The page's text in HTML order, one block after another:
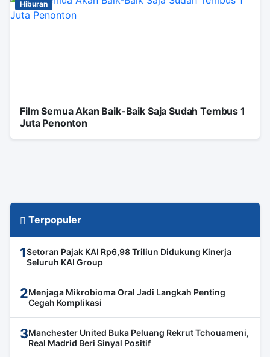
Hiburan
Film Semua Akan Baik-Baik Saja Sudah Tembus 1
Juta Penonton
Terpopuler
1Setoran Pajak KAI Rp6,98 Triliun Didukung Kinerja
Seluruh KAI Group
2Menjaga Mikrobioma Oral Jadi Langkah Penting
Cegah Komplikasi
3Manchester United Buka Peluang Rekrut Tchouameni,
Real Madrid Beri Sinyal Positif